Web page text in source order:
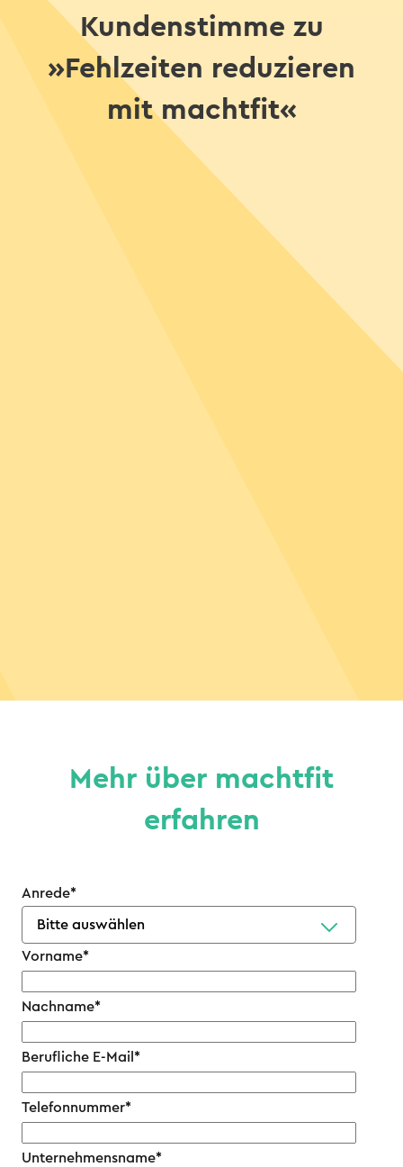
Kundenstimme zu
»Fehlzeiten reduzieren
mit machtfit«
Mehr über machtfit
erfahren
Anrede*
Vorname*
Nachname*
Berufliche E-Mail *
Telefonnummer*
Unternehmensname*